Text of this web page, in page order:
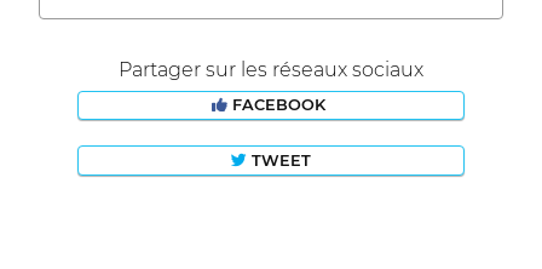
Partager sur les réseaux sociaux
FACEBOOK
TWEET